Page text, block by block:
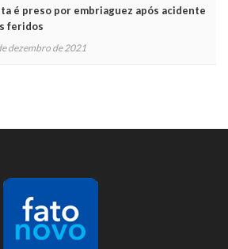
é preso por embriaguez após acidente
feridos
dezembro de 2021